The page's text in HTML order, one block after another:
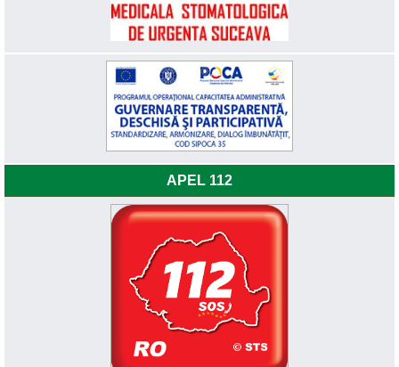
APEL 112